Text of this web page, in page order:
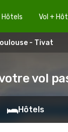
Hôtels Vol +
- Tivat
vol
Hôtels